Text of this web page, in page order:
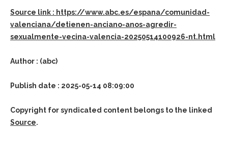
Source link : https://www.abc.es/espana/comunidad-
valenciana/detienen-anciano-anos-agredir-
sexualmente-vecina-valencia-20250514100926-nt.html
Author : (abc)
Publish date : 2025-05-14 08:09:00
Copyright for syndicated content belongs to the linked
Source.